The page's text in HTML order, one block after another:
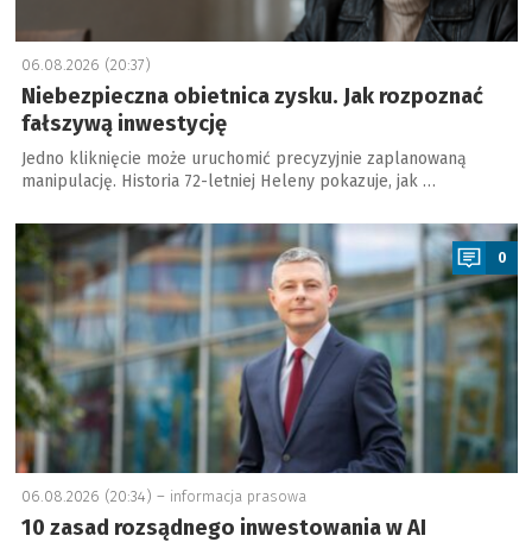
06.08.2026 (20:37)
Niebezpieczna obietnica zysku. Jak rozpoznać
fałszywą inwestycję
Jedno kliknięcie może uruchomić precyzyjnie zaplanowaną
manipulację. Historia 72-letniej Heleny pokazuje, jak …
a
0
06.08.2026 (20:34) – informacja prasowa
10 zasad rozsądnego inwestowania w AI